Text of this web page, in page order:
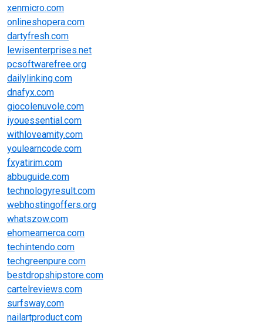
xenmicro.com
onlineshopera.com
dartyfresh.com
lewisenterprises.net
pcsoftwarefree.org
dailylinking.com
dnafyx.com
giocolenuvole.com
iyouessential.com
withloveamity.com
youlearncode.com
fxyatirim.com
abbuguide.com
technologyresult.com
webhostingoffers.org
whatszow.com
ehomeamerca.com
techintendo.com
techgreenpure.com
bestdropshipstore.com
cartelreviews.com
surfsway.com
nailartproduct.com